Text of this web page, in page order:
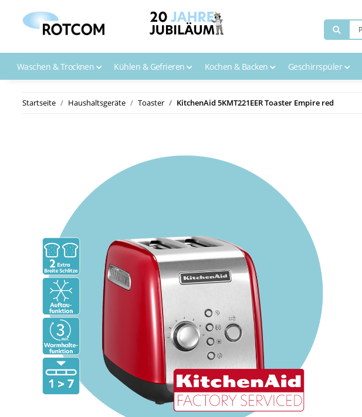
Waschen & Trocknen Kühlen & Gefrieren Kochen & Backen Geschirrspüler
Startseite Haushaltsgeräte Toaster KitchenAid 5KMT221EER Toaster Empire red